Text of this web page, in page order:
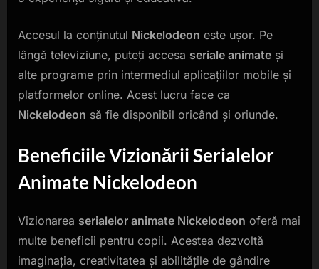
Accesul la conținutul Nickelodeon este ușor. Pe
lângă televiziune, puteți accesa seriale animate și
alte programe prin intermediul aplicațiilor mobile și
platformelor online. Acest lucru face ca
Nickelodeon să fie disponibil oricând și oriunde.
Beneficiile Vizionării Serialelor
Animate Nickelodeon
Vizionarea serialelor animate Nickelodeon oferă mai
multe beneficii pentru copii. Acestea dezvoltă
imaginația, creativitatea și abilitățile de gândire